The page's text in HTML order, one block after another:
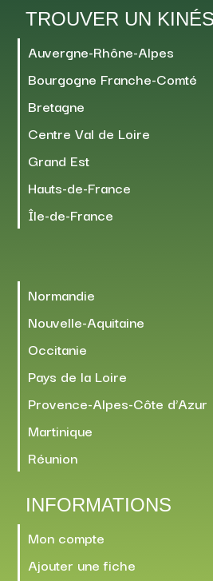
TROUVER UN
Auvergne-Rhône-Alpes
Bourgogne Franche-Comté
Bretagne
Centre Val de Loire
Grand Est
Hauts-de-France
Île-de-France
Normandie
Nouvelle-Aquitaine
Occitanie
Pays de la Loire
Provence-Alpes-Côte d’Azur
Martinique
Réunion
INFORMATIONS
Mon compte
Ajouter une fiche